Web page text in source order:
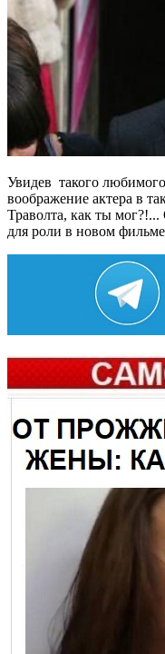
Увидев такого
воображение актера в
Траволта, как ты
для роли в новом